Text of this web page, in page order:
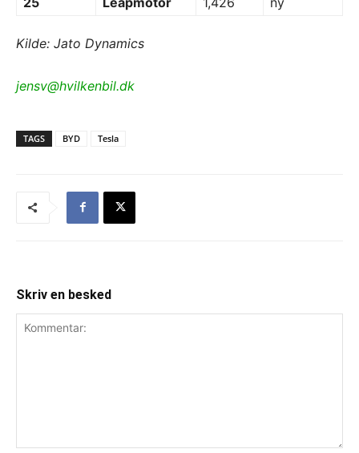
Kilde: Jato Dynamics
jensv@hvilkenbil.dk
TAGS BYD Tesla
Skriv en besked